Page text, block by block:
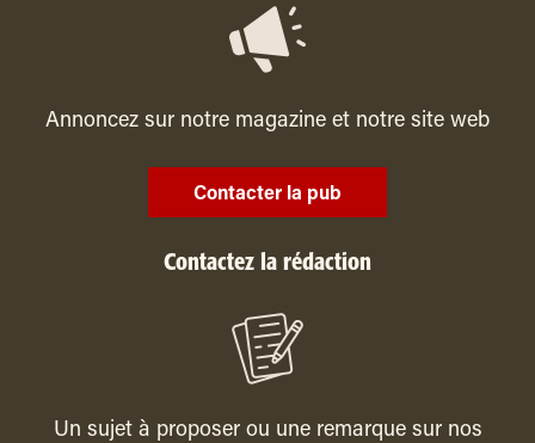
Annoncez sur notre magazine et notre site web
Contacter la pub
Contactez la rédaction
Un sujet à proposer ou une remarque sur nos